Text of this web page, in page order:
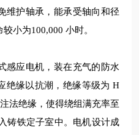
维护轴承，能承受轴向和径
较小为100,000 小时。
感应电机，装在充气的防水
绝缘以抗潮，绝缘等级为 H
法绝缘，使得绕组满充率至
铸铁定子室中。电机设计成